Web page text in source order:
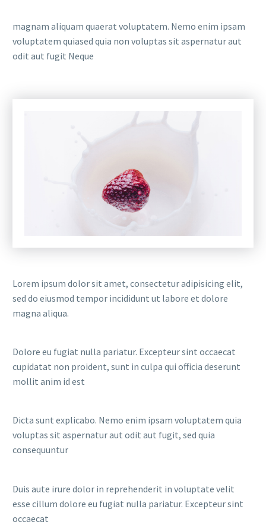
magnam aliquam quaerat voluptatem. Nemo enim ipsam
voluptatem quiased quia non voluptas sit aspernatur aut
odit aut fugit Neque
Lorem ipsum dolor sit amet, consectetur adipisicing elit,
sed do eiusmod tempor incididunt ut labore et dolore
magna aliqua.
Dolore eu fugiat nulla pariatur. Excepteur sint occaecat
cupidatat non proident, sunt in culpa qui officia deserunt
mollit anim id est
Dicta sunt explicabo. Nemo enim ipsam voluptatem quia
voluptas sit aspernatur aut odit aut fugit, sed quia
consequuntur
Duis aute irure dolor in reprehenderit in voluptate velit
esse cillum dolore eu fugiat nulla pariatur. Excepteur sint
occaecat